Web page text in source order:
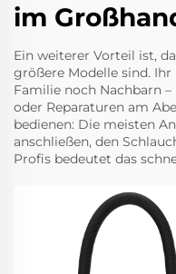
im
Ein weiterer Vorteil ist,
größere Modelle sind.
Familie noch Nachbarn
oder Reparaturen am
bedienen: Die meisten
anschließen, den
Profis bedeutet das